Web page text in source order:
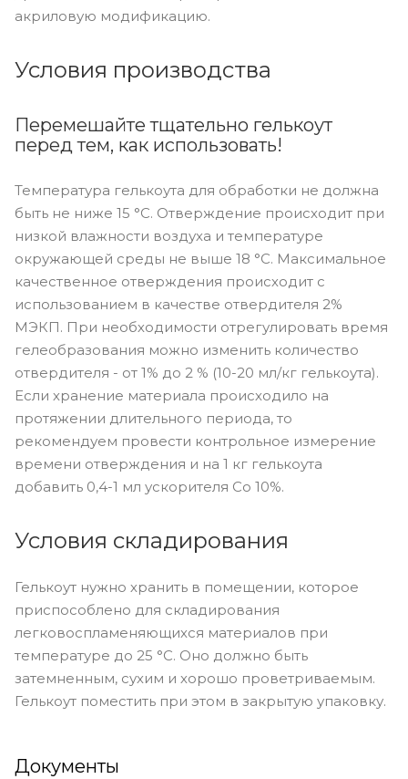
акриловую модификацию.
Условия производства
Перемешайте тщательно гелькоут
перед тем, как использовать!
Температура гелькоута для обработки не должна
быть не ниже 15 °C. Отверждение происходит при
низкой влажности воздуха и температуре
окружающей среды не выше 18 °C. Максимальное
качественное отверждения происходит с
использованием в качестве отвердителя 2%
МЭКП. При необходимости отрегулировать время
гелеобразования можно изменить количество
отвердителя - от 1% до 2 % (10-20 мл/кг гелькоута).
Если хранение материала происходило на
протяжении длительного периода, то
рекомендуем провести контрольное измерение
времени отверждения и на 1 кг гелькоута
добавить 0,4-1 мл ускорителя Со 10%.
Условия складирования
Гелькоут нужно хранить в помещении, которое
приспособлено для складирования
легковоспламеняющихся материалов при
температуре до 25 °C. Оно должно быть
затемненным, сухим и хорошо проветриваемым.
Гелькоут поместить при этом в закрытую упаковку.
Документы